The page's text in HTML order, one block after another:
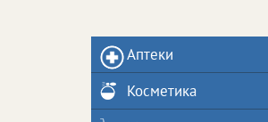
Аптеки
Косметика